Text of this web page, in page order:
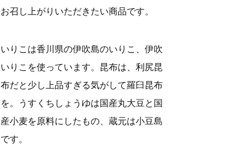
お召し上がりいただきたい商品です。
いりこは香川県の伊吹島のいりこ、伊吹
いりこを使っています。昆布は、利尻昆
布だと少し上品すぎる気がして羅臼昆布
を。うすくちしょうゆは国産丸大豆と国
産小麦を原料にしたもの、蔵元は小豆島
です。